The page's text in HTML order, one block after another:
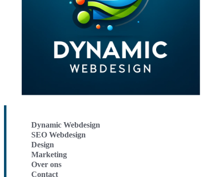
Dynamic Webdesign
SEO Webdesign
Design
Marketing
Over ons
Contact